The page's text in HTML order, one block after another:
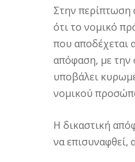
Στην περίπτωση
ότι το νομικό
που αποδέχεται
απόφαση, με την
υποβάλει
νομικού
Η δικαστική
να επισυναφθεί,